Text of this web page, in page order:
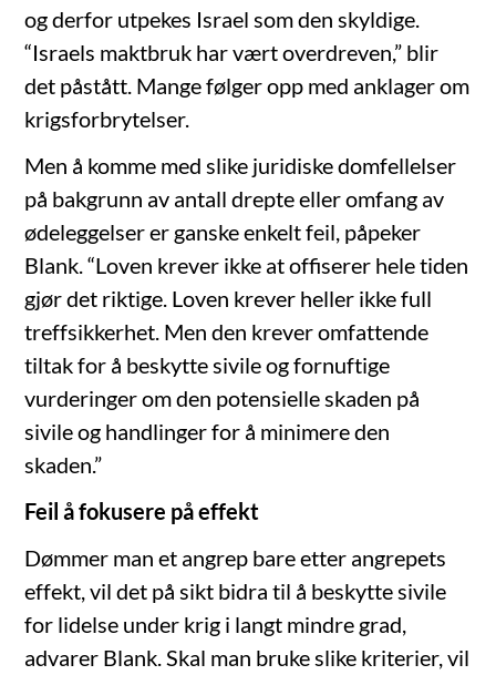
og derfor utpekes Israel som den skyldige.
“Israels maktbruk har vært overdreven,” blir
det påstått. Mange følger opp med anklager om
krigsforbrytelser.
Men å komme med slike juridiske domfellelser
på bakgrunn av antall drepte eller omfang av
ødeleggelser er ganske enkelt feil, påpeker
Blank. “Loven krever ikke at offiserer hele tiden
gjør det riktige. Loven krever heller ikke full
treffsikkerhet. Men den krever omfattende
tiltak for å beskytte sivile og fornuftige
vurderinger om den potensielle skaden på
sivile og handlinger for å minimere den
skaden.”
Feil å fokusere på effekt
Dømmer man et angrep bare etter angrepets
effekt, vil det på sikt bidra til å beskytte sivile
for lidelse under krig i langt mindre grad,
advarer Blank. Skal man bruke slike kriterier, vil